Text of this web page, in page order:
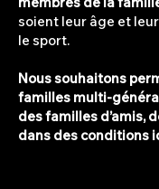
soient leur âge et
le sport.
Nous souhaitons
familles multi-
des familles d’amis,
dans des conditions